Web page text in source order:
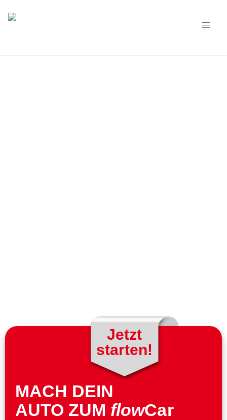
MACH DEIN
AUTO ZUM flowCar
Jetzt
starten!